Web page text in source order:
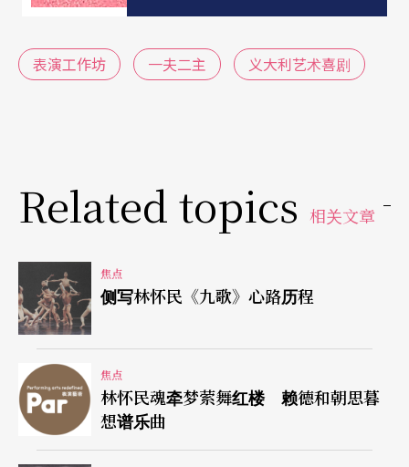
因为表演者得以将自己的个人个性带到他们的角色
甚至在平日相处之际也以戏中角色关系来彼此对
待、娱乐。也难怪上了台演员就能够在玩得如此尽
有角色都有固定的传统服装，像仆人哈列金处处补
钉的外套，或鄕下人多多的学究袍，让观众能很快
认出他们的身份。面具包括在服装之中，台上每一
张脸都被面具覆盖住，只除了那对年轻爱侣。面具
的设计也有迹可循，好比老人潘多伦的面具中间一
定长著一个巨大的鹰钩鼻。每一个角色也一定会有
表演工作坊 一夫二主 义大利艺术喜剧
Related topics 相关文章
焦点
侧写林怀民《九歌》心路历程
焦点
林怀民魂牵梦萦舞红楼 赖德和朝思暮
想谱乐曲